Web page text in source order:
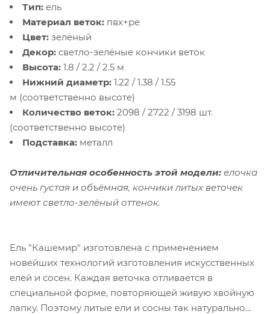
Тип: ель
Материал веток: пвх+ре
Цвет: зелёный
Декор: светло-зелёные кончики веток
Высота: 1.8 / 2.2 / 2.5 м
Нижний диаметр: 1.22 / 1.38 / 1.55
м (соответственно высоте)
Количество веток: 2098 / 2722 / 3198 шт.
(соответственно высоте)
Подставка: металл
Отличительная особенность этой модели: елочка
очень густая и объёмная, кончики литых веточек
имеют светло-зелёный оттенок.
Ель "Кашемир" изготовлена с применением
новейших технологий изготовления искусственных
елей и сосен. Каждая веточка отливается в
специальной форме, повторяющей живую хвойную
лапку. Поэтому литые ели и сосны так натурально